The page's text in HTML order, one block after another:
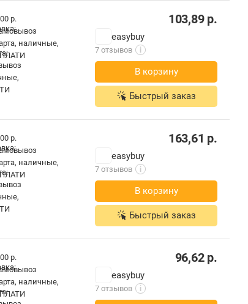
р.
103,89р.
easybuy
7 отзывов i
В корзину
Быстрый заказ
р.
163,61 р.
easybuy
7 отзывов i
В корзину
Быстрый заказ
р.
96,62р.
easybuy
7 отзывов i